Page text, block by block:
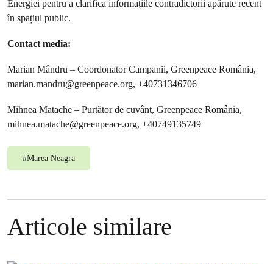
Energiei pentru a clarifica informațiile contradictorii apărute recent
în spațiul public.
Contact media:
Marian Mândru – Coordonator Campanii, Greenpeace România,
marian.mandru@greenpeace.org, +40731346706
Mihnea Matache – Purtător de cuvânt, Greenpeace România,
mihnea.matache@greenpeace.org, +40749135749
#Marea Neagra
Articole similare